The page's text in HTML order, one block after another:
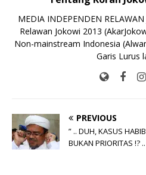
MEDIA INDEPENDEN
Relawan Jokowi 2013
Non-mainstream Indonesia
Garis Lurus
PREVIOUS
” .. DUH, KASUS
BUKAN PRIORITAS !?